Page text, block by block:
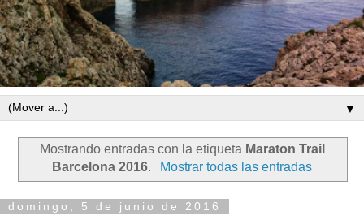
▼
Mostrando entradas con la etiqueta Maraton Trail
Barcelona 2016. Mostrar todas las entradas
domingo, 5 de junio de 2016